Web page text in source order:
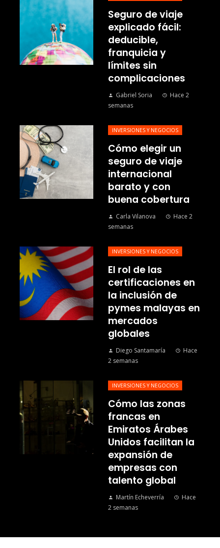
Seguro de viaje
explicado fácil:
deducible,
franquicia y
límites sin
complicaciones
Gabriel Soria
Hace 2
semanas
INVERSIONES Y NEGOCIOS
Cómo elegir un
seguro de viaje
internacional
barato y con
buena cobertura
Carla Vilanova
Hace 2
semanas
INVERSIONES Y NEGOCIOS
El rol de las
certificaciones en
la inclusión de
pymes malayas en
mercados
globales
Diego Santamaría
Hace
2 semanas
INVERSIONES Y NEGOCIOS
Cómo las zonas
francas en
Emiratos Árabes
Unidos facilitan la
expansión de
empresas con
talento global
Martín Echeverría
Hace
2 semanas